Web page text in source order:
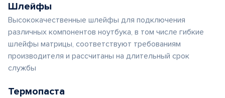
Шлейфы
Высококачественные шлейфы для подключения
различных компонентов ноутбука, в том числе гибкие
шлейфы матрицы, соответствуют требованиям
производителя и рассчитаны на длительный срок
службы
Термопаста